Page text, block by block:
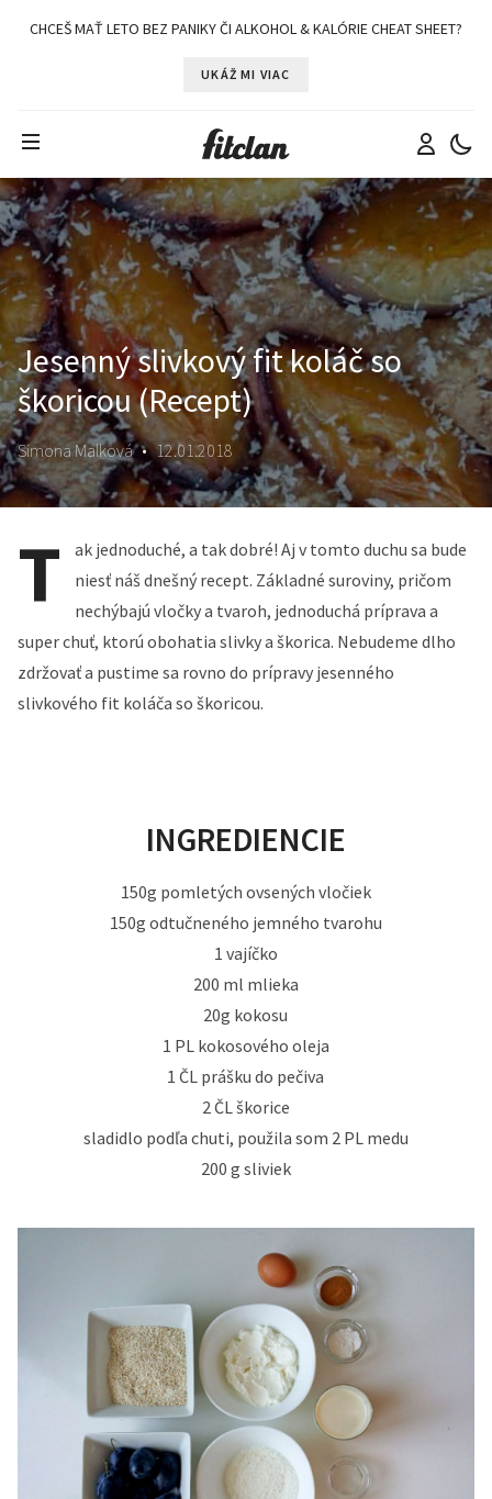
CHCEŠ MAŤ LETO BEZ PANIKY ČI ALKOHOL & KALÓRIE CHEAT SHEET?
UKÁŽ MI VIAC
Jesenný slivkový fit koláč so
škoricou (Recept)
Simona Malková • 12.01.2018
T
ak jednoduché, a tak dobré! Aj v tomto duchu sa bude
niesť náš dnešný recept. Základné suroviny, pričom
nechýbajú vločky a tvaroh, jednoduchá príprava a
super chuť, ktorú obohatia slivky a škorica. Nebudeme dlho
zdržovať a pustime sa rovno do prípravy jesenného
slivkového fit koláča so škoricou.
INGREDIENCIE
150g pomletých ovsených vločiek
150g odtučneného jemného tvarohu
1 vajíčko
200 ml mlieka
20g kokosu
1 PL kokosového oleja
1 ČL prášku do pečiva
2 ČL škorice
sladidlo podľa chuti, použila som 2 PL medu
200 g sliviek